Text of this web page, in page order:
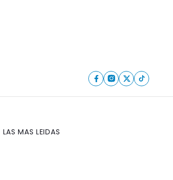
LAS MAS LEIDAS